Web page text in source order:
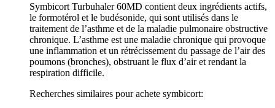
Symbicort Turbuhaler 60MD contient deux ingrédients actifs,
le formotérol et le budésonide, qui sont utilisés dans le
traitement de l’asthme et de la maladie pulmonaire obstructive
chronique. L’asthme est une maladie chronique qui provoque
une inflammation et un rétrécissement du passage de l’air des
poumons (bronches), obstruant le flux d’air et rendant la
respiration difficile.
Recherches similaires pour achete symbicort: